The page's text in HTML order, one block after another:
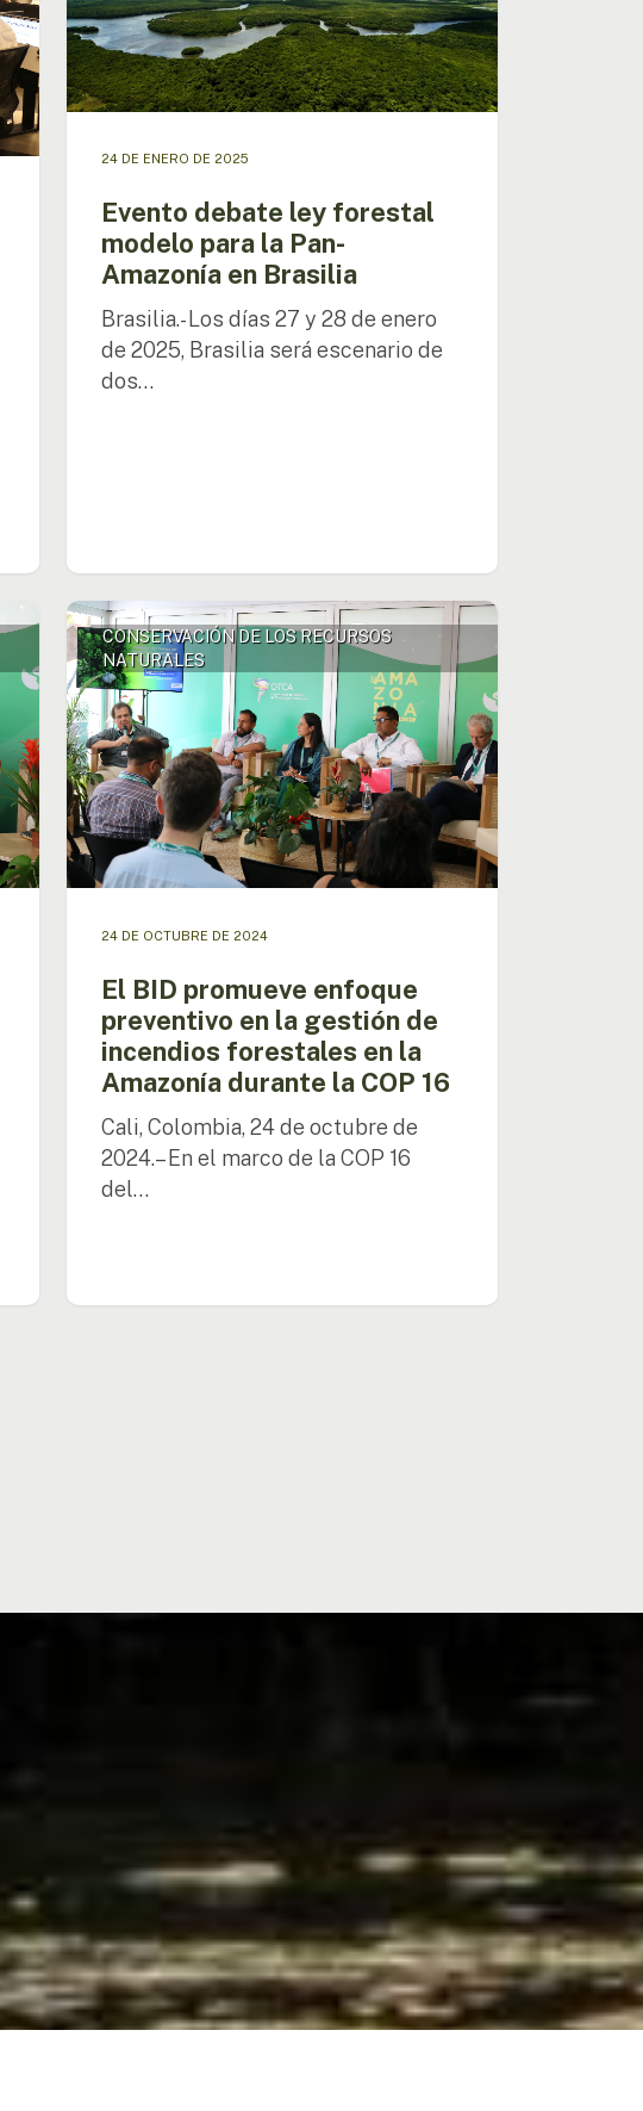
para
la
Pan-
Amazonía
en
24 DE ENERO DE 2025
Evento debate ley forestal
modelo para la Pan-
Amazonía en Brasilia
Brasilia.- Los días 27 y 28 de enero
de 2025, Brasilia será escenario de
dos…
El
BID
promueve
enfoque
preventivo
en
la
gestión
de
incendios
forestales
durante
COP
CONSERVACIÓN DE LOS RECURSOS
NATURALES
24 DE OCTUBRE DE 2024
El BID promueve enfoque
preventivo en la gestión de
incendios forestales en la
Amazonía durante la COP 16
Cali, Colombia, 24 de octubre de
2024.– En el marco de la COP 16
del…